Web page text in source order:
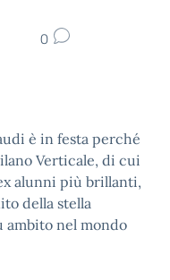
0
è in festa perché
Verticale, di cui
alunni più brillanti,
della stella
nel mondo